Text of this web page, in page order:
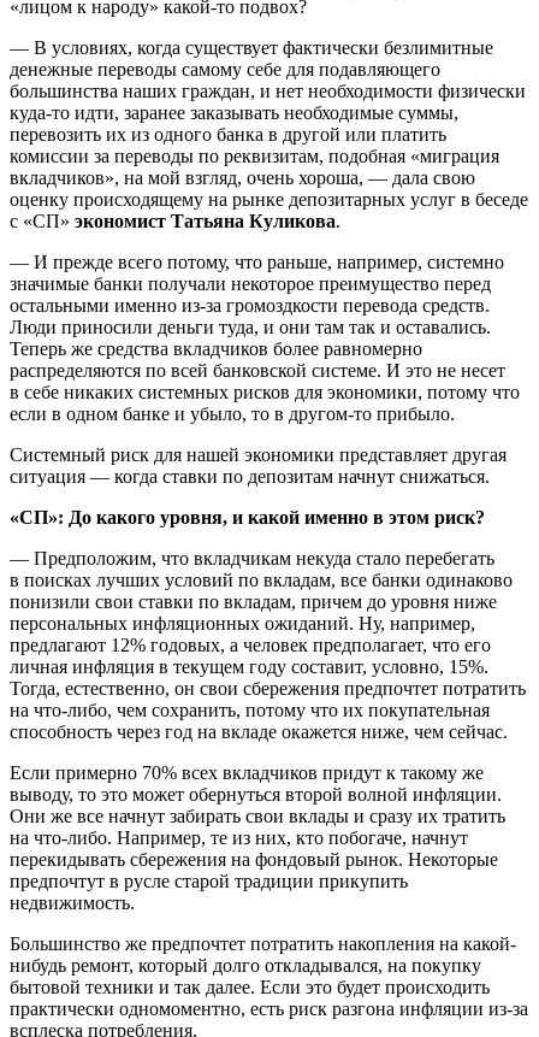
«лицом к народу» какой-то подвох?
— В условиях, когда существует фактически безлимитные
денежные переводы самому себе для подавляющего
большинства наших граждан, и нет необходимости физически
куда-то идти, заранее заказывать необходимые суммы,
перевозить их из одного банка в другой или платить
комиссии за переводы по реквизитам, подобная «миграция
вкладчиков», на мой взгляд, очень хороша, — дала свою
оценку происходящему на рынке депозитарных услуг в беседе
с «СП» экономист Татьяна Куликова.
— И прежде всего потому, что раньше, например, системно
значимые банки получали некоторое преимущество перед
остальными именно из-за громоздкости перевода средств.
Люди приносили деньги туда, и они там так и оставались.
Теперь же средства вкладчиков более равномерно
распределяются по всей банковской системе. И это не несет
в себе никаких системных рисков для экономики, потому что
если в одном банке и убыло, то в другом-то прибыло.
Системный риск для нашей экономики представляет другая
ситуация — когда ставки по депозитам начнут снижаться.
«СП»: До какого уровня, и какой именно в этом риск?
— Предположим, что вкладчикам некуда стало перебегать
в поисках лучших условий по вкладам, все банки одинаково
понизили свои ставки по вкладам, причем до уровня ниже
персональных инфляционных ожиданий. Ну, например,
предлагают 12% годовых, а человек предполагает, что его
личная инфляция в текущем году составит, условно, 15%.
Тогда, естественно, он свои сбережения предпочтет потратить
на что-либо, чем сохранить, потому что их покупательная
способность через год на вкладе окажется ниже, чем сейчас.
Если примерно 70% всех вкладчиков придут к такому же
выводу, то это может обернуться второй волной инфляции.
Они же все начнут забирать свои вклады и сразу их тратить
на что-либо. Например, те из них, кто побогаче, начнут
перекидывать сбережения на фондовый рынок. Некоторые
предпочтут в русле старой традиции прикупить
недвижимость.
Большинство же предпочтет потратить накопления на какой-
нибудь ремонт, который долго откладывался, на покупку
бытовой техники и так далее. Если это будет происходить
практически одномоментно, есть риск разгона инфляции из-за
всплеска потребления.